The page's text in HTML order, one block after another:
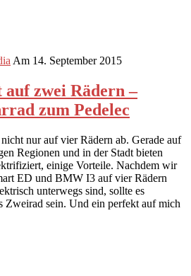
Am 14. September 2015
zwei Rädern –
zum Pedelec
nur auf vier Rädern ab. Gerade auf
Regionen und in der Stadt bieten
einige Vorteile. Nachdem wir
ED und BMW I3 auf vier Rädern
unterwegs sind, sollte es
Zweirad sein. Und ein perfekt auf mich